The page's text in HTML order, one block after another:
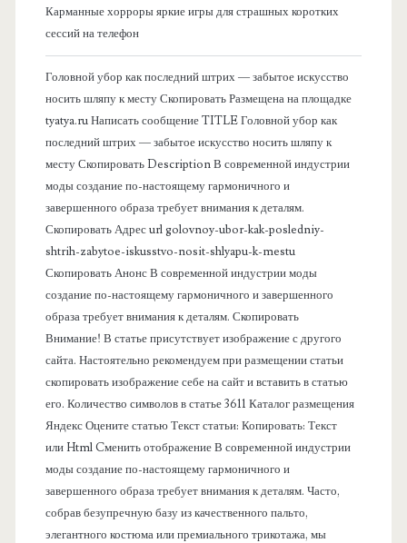
Карманные хорроры яркие игры для страшных коротких
сессий на телефон
Головной убор как последний штрих — забытое искусство
носить шляпу к месту Скопировать Размещена на площадке
tyatya.ru Написать сообщение TITLE Головной убор как
последний штрих — забытое искусство носить шляпу к
месту Скопировать Description В современной индустрии
моды создание по-настоящему гармоничного и
завершенного образа требует внимания к деталям.
Скопировать Адрес url golovnoy-ubor-kak-posledniy-
shtrih-zabytoe-iskusstvo-nosit-shlyapu-k-mestu
Скопировать Анонс В современной индустрии моды
создание по-настоящему гармоничного и завершенного
образа требует внимания к деталям. Скопировать
Внимание! В статье присутствует изображение с другого
сайта. Настоятельно рекомендуем при размещении статьи
скопировать изображение себе на сайт и вставить в статью
его. Количество символов в статье 3611 Каталог размещения
Яндекс Оцените статью Текст статьи: Копировать: Текст
или Html Cменить отображение В современной индустрии
моды создание по-настоящему гармоничного и
завершенного образа требует внимания к деталям. Часто,
собрав безупречную базу из качественного пальто,
элегантного костюма или премиального трикотажа, мы